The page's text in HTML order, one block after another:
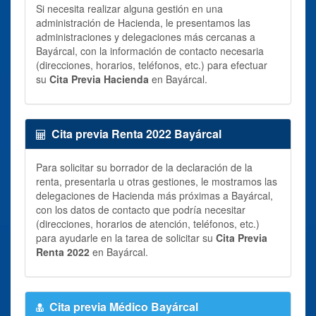
Si necesita realizar alguna gestión en una
administración de Hacienda, le presentamos las
administraciones y delegaciones más cercanas a
Bayárcal, con la información de contacto necesaria
(direcciones, horarios, teléfonos, etc.) para efectuar
su Cita Previa Hacienda en Bayárcal.
Cita previa Renta 2022 Bayárcal
Para solicitar su borrador de la declaración de la
renta, presentarla u otras gestiones, le mostramos las
delegaciones de Hacienda más próximas a Bayárcal,
con los datos de contacto que podría necesitar
(direcciones, horarios de atención, teléfonos, etc.)
para ayudarle en la tarea de solicitar su Cita Previa
Renta 2022 en Bayárcal.
Cita previa Médico Bayárcal